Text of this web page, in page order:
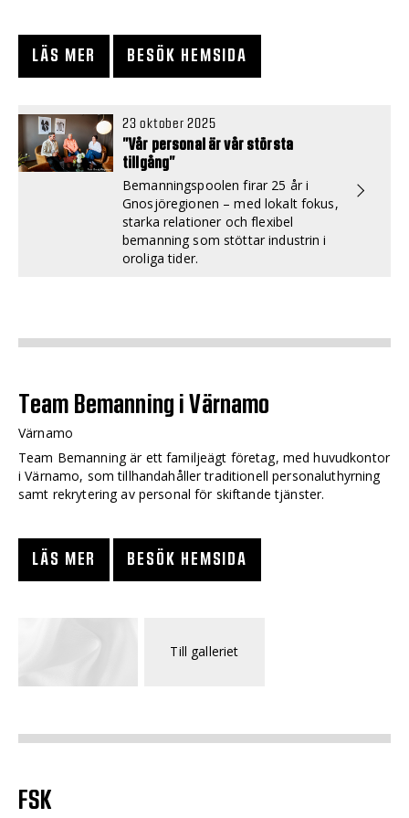
LÄS MER BESÖK HEMSIDA
23 oktober 2025
”Vår personal är vår största
tillgång”
Bemanningspoolen firar 25 år i
Gnosjöregionen – med lokalt fokus,
starka relationer och flexibel
bemanning som stöttar industrin i
oroliga tider.
Team Bemanning i Värnamo
Värnamo
Team Bemanning är ett familjeägt företag, med huvudkontor
i Värnamo, som tillhandahåller traditionell personaluthyrning
samt rekrytering av personal för skiftande tjänster.
LÄS MER BESÖK HEMSIDA
Till galleriet
FSK